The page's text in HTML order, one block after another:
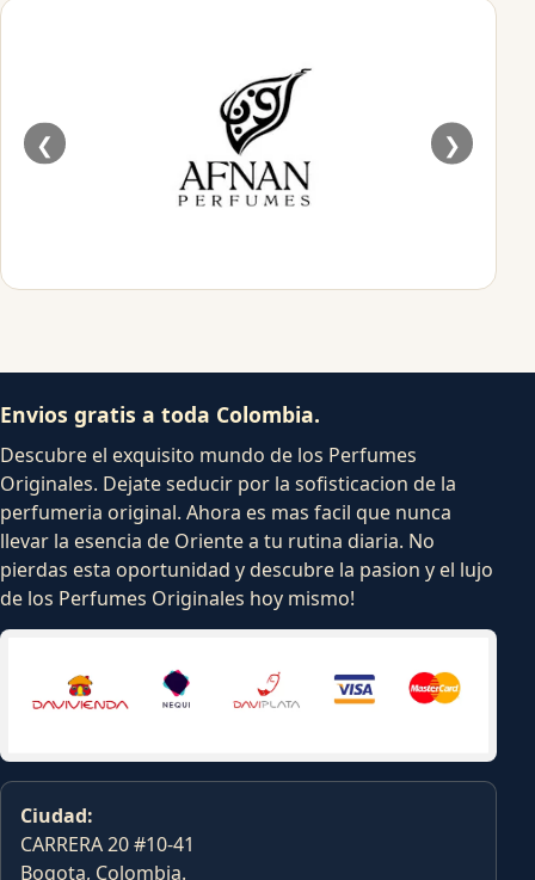
❮ ❯
Envios gratis a toda Colombia.
Descubre el exquisito mundo de los Perfumes
Originales. Dejate seducir por la sofisticacion de la
perfumeria original. Ahora es mas facil que nunca
llevar la esencia de Oriente a tu rutina diaria. No
pierdas esta oportunidad y descubre la pasion y el lujo
de los Perfumes Originales hoy mismo!
Ciudad:
CARRERA 20 #10-41
Bogota, Colombia.